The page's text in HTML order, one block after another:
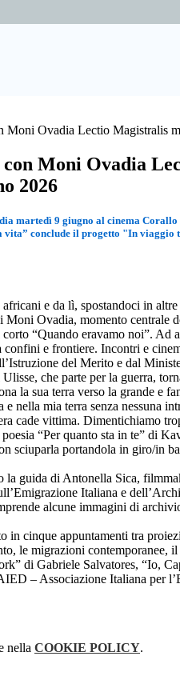
Moni Ovadia Lectio Magistralis
con Moni Ovadia
2026
martedì 9 giugno al cinema
vita” conclude il progetto "In
e da lì, spostandoci in
Ovadia, momento centrale
“Quando eravamo noi”. Ad
e frontiere. Incontri e
del Merito e dal
che parte per la guerra,
la sua terra verso la grande e
nella mia terra senza nessuna
cade vittima. Dimentichiamo
“Per quanto sta in te” di
sciuparla portandola in giro/in
guida di Antonella Sica,
Italiana e
alcune immagini di
cinque appuntamenti tra
le migrazioni
di Gabriele Salvatores, “Io,
– Associazione Italiana per
nella COOKIE POLICY.